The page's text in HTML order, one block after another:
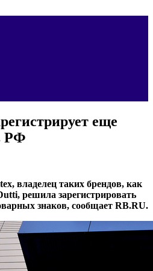
еще
РФ
владелец таких брендов, как
решила зарегистрировать
знаков, сообщает RB.RU.